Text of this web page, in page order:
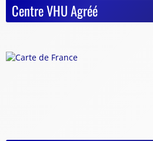
Centre VHU Agréé